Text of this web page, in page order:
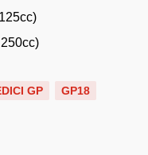
GP
GP18